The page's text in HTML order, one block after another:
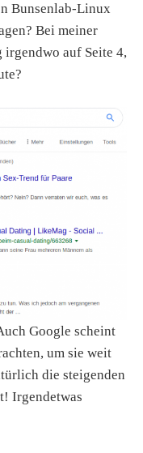
Bunsenlab-Linux
Bei meiner
auf Seite 4,
Google scheint
um sie weit
die steigenden
Irgendetwas